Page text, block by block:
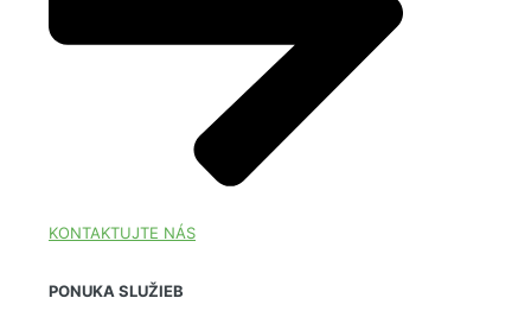
KONTAKTUJTE NÁS
PONUKA SLUŽIEB